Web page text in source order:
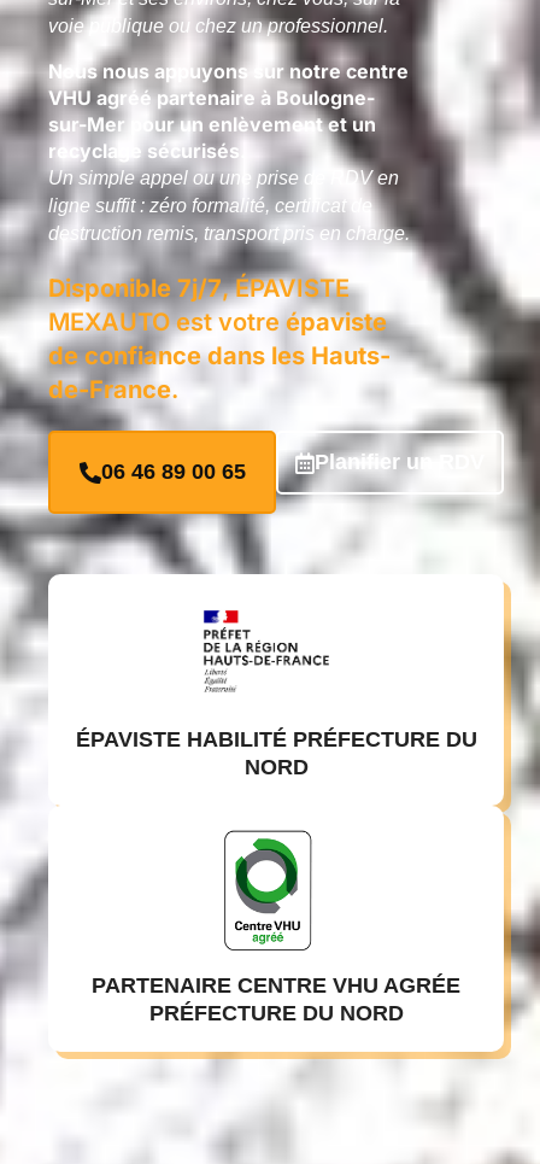
voie publique ou chez un professionnel.
Nous nous appuyons sur notre centre
VHU agréé partenaire à Boulogne-
sur-Mer pour un enlèvement et un
recyclage sécurisés.
Un simple appel ou une prise de RDV en
ligne suffit : zéro formalité, certificat de
destruction remis, transport pris en charge.
Disponible 7j/7, ÉPAVISTE
MEXAUTO est votre épaviste
de confiance dans les Hauts-
de-France.
06 46 89 00 65 Planifier un RDV
ÉPAVISTE HABILITÉ PRÉFECTURE DU
NORD
PARTENAIRE CENTRE VHU AGRÉE
PRÉFECTURE DU NORD